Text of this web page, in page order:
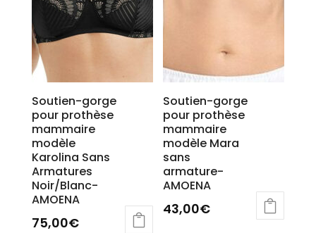
produit
Soutien-gorge
pour prothèse
mammaire
modèle
Karolina Sans
Armatures
Noir/Blanc-
AMOENA
75,00€
Soutien-gorge
pour prothèse
mammaire
modèle Mara
sans
armature-
AMOENA
43,00€